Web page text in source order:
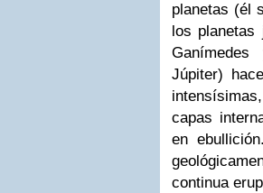
planetas (él
los
Júpiter)
capas
en
continua